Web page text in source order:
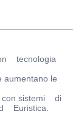
tecnologia
aumentano le
sistemi di
Euristica.